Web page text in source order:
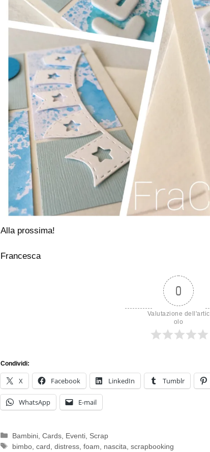
Alla prossima!
Francesca
0
Valutazione dell'artic
olo
Condividi:
X Facebook LinkedIn Tumblr
WhatsApp E-mail
Categorie
Bambini ,Cards Eventi Scrap
Tag
bimbo ,card ,distress ,foam nascita ,scrapbooking